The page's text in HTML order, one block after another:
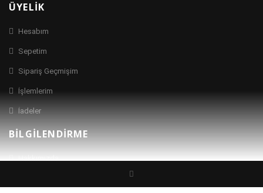
ÜYELIK
Hesabım
Sepetim
Sipariş Geçmişim
İşlemlerim
İadeler
BILGILENDIRME